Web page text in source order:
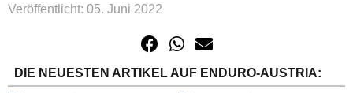
Veröffentlicht: 05. Juni 2022
DIE NEUESTEN ARTIKEL AUF ENDURO-AUSTRIA: